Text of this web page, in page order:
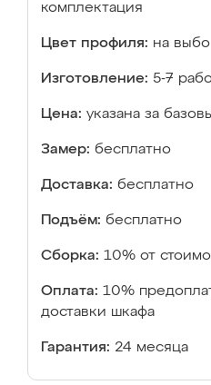
комплектация
Цвет профиля: на
Изготовление: 5-7
Цена: указана за
Замер: бесплатно
Доставка: бесплатно
Подъём: бесплатно
Сборка: 10% от
Оплата: 10%
доставки шкафа
Гарантия: 24 месяца